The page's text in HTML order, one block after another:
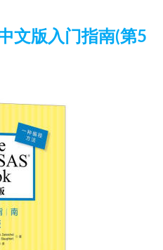
文版入门指南(第5
光！）
2021-05-07
2021-08-10